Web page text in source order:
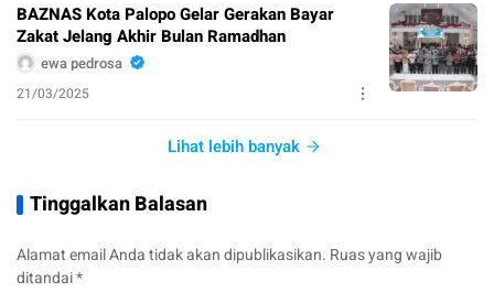
BAZNAS Kota Palopo Gelar Gerakan Bayar
Zakat Jelang Akhir Bulan Ramadhan
ewa pedrosa
21/03/2025
Lihat lebih banyak
Tinggalkan Balasan
Alamat email Anda tidak akan dipublikasikan. Ruas yang wajib
ditandai*